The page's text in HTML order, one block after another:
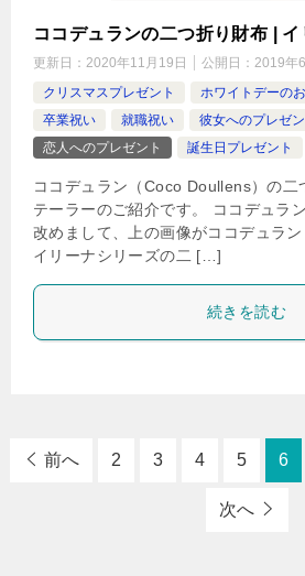
ココデュランの二つ折り財布 |
更新日： 2020年11月19日 公開日： 2019年
クリスマスプレゼント
ホワイトデーの
卒業祝い
就職祝い
彼女へのプレゼン
恋人へのプレゼント
誕生日プレゼント
ココデュラン（Coco Doullens）の二
テーラーのご紹介です。 ココデュラ
改めまして、上の画像がココデュラ
イリーナシリーズの二 […]
続きを読む
前へ 2 3 4 5 6
次へ